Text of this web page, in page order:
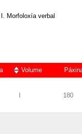
Morfoloxía verbal
Volume
180